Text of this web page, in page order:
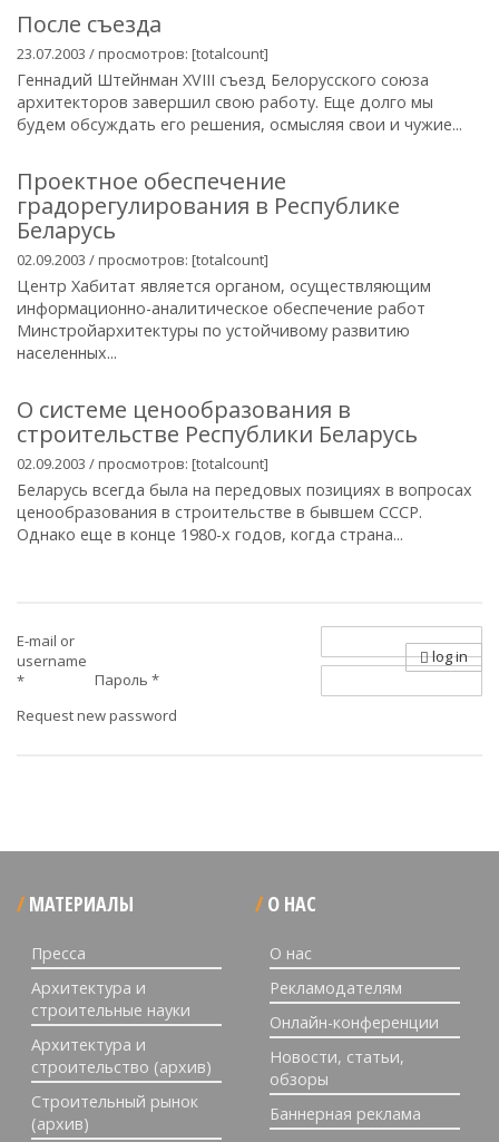
После съезда
23.07.2003 / просмотров: [totalcount]
Геннадий Штейнман XVIII съезд Белорусского союза
архитекторов завершил свою работу. Еще долго мы
будем обсуждать его решения, осмысляя свои и чужие...
Проектное обеспечение
градорегулирования в Республике
Беларусь
02.09.2003 / просмотров: [totalcount]
Центр Хабитат является органом, осуществляющим
информационно-аналитическое обеспечение работ
Минстройархитектуры по устойчивому развитию
населенных...
О системе ценообразования в
строительстве Республики Беларусь
02.09.2003 / просмотров: [totalcount]
Беларусь всегда была на передовых позициях в вопросах
ценообразования в строительстве в бывшем СССР.
Однако еще в конце 1980-х годов, когда страна...
E-mail or
username
*
Пароль *
Request new password
log in
МАТЕРИАЛЫ
Пресса
Архитектура и
строительные науки
Архитектура и
строительство (архив)
Строительный рынок
(архив)
О НАС
О нас
Рекламодателям
Онлайн-конференции
Новости, статьи,
обзоры
Баннерная реклама